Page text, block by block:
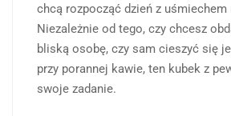
chcą rozpocząć dzień z uśmiechem
Niezależnie od tego, czy chcesz
bliską osobę, czy sam cieszyć się
przy porannej kawie, ten kubek z
swoje zadanie.